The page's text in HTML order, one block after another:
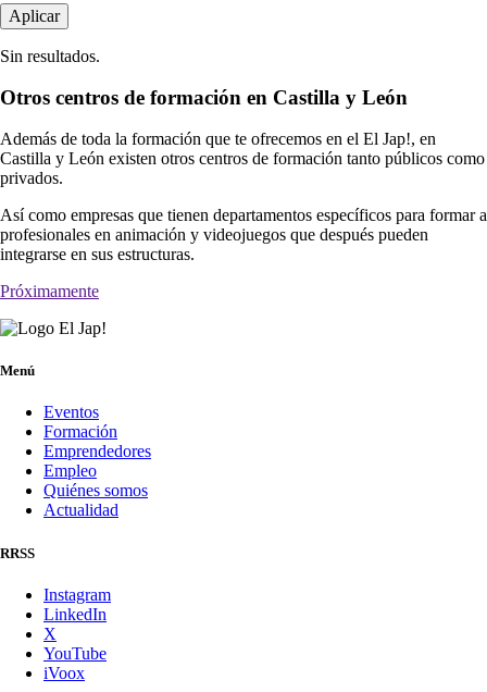
Sin resultados.
Otros centros de formación en Castilla y León
Además de toda la formación que te ofrecemos en el El Jap!, en
Castilla y León existen otros centros de formación tanto públicos como
privados.
Así como empresas que tienen departamentos específicos para formar a
profesionales en animación y videojuegos que después pueden
integrarse en sus estructuras.
Próximamente
Menú
Eventos
Formación
Emprendedores
Empleo
Quiénes somos
Actualidad
RRSS
Instagram
LinkedIn
X
YouTube
iVoox